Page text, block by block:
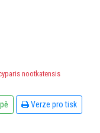
nootkatensis
Verze pro tisk